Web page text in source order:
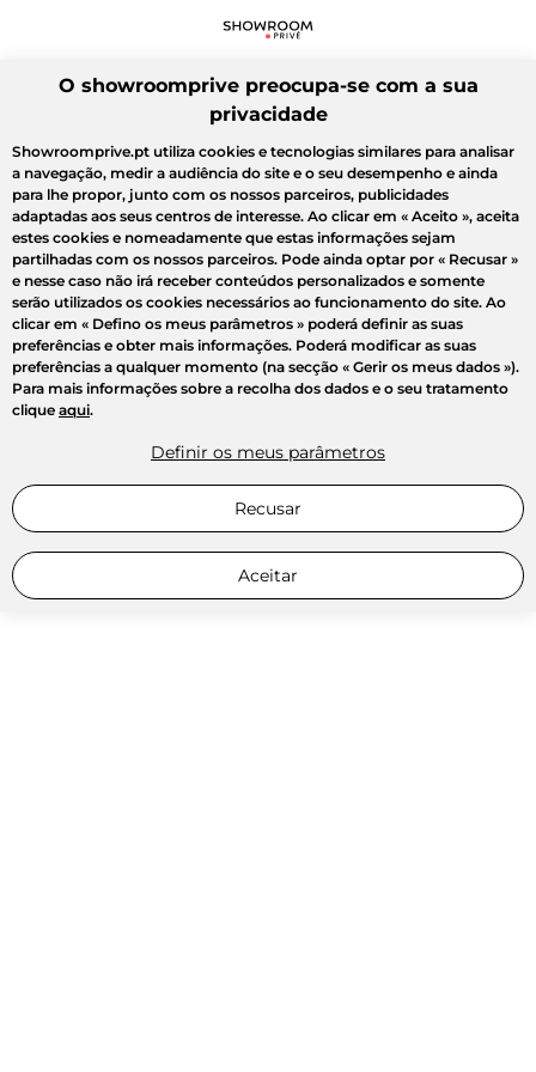
O showroomprive preocupa-se com a sua
privacidade
Showroomprive.pt utiliza cookies e tecnologias similares para analisar
a navegação, medir a audiência do site e o seu desempenho e ainda
para lhe propor, junto com os nossos parceiros, publicidades
adaptadas aos seus centros de interesse. Ao clicar em « Aceito », aceita
estes cookies e nomeadamente que estas informações sejam
partilhadas com os nossos parceiros. Pode ainda optar por « Recusar »
e nesse caso não irá receber conteúdos personalizados e somente
serão utilizados os cookies necessários ao funcionamento do site. Ao
clicar em « Defino os meus parâmetros » poderá definir as suas
preferências e obter mais informações. Poderá modificar as suas
preferências a qualquer momento (na secção « Gerir os meus dados »).
Para mais informações sobre a recolha dos dados e o seu tratamento
clique aqui.
Definir os meus parâmetros
Recusar
Aceitar